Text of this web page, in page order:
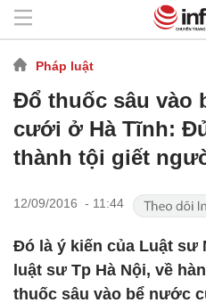
Pháp luật
Đổ thuốc sâu vào
cưới ở Hà Tĩnh:
thành tội giết
12/09/2016 - 11:44
Đó là ý kiến của Luật sư
luật sư Tp Hà Nội, về
thuốc sâu vào bể nước